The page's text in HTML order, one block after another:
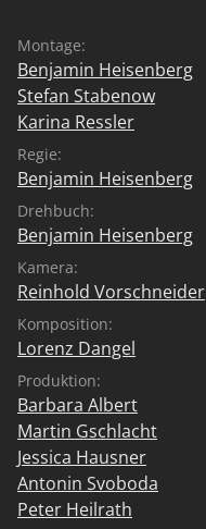
Montage:
Benjamin Heisenberg
Stefan Stabenow
Karina Ressler
Regie:
Benjamin Heisenberg
Drehbuch:
Benjamin Heisenberg
Kamera:
Reinhold Vorschneider
Komposition:
Lorenz Dangel
Produktion:
Barbara Albert
Martin Gschlacht
Jessica Hausner
Antonin Svoboda
Peter Heilrath